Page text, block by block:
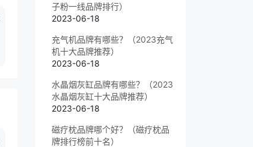
子粉一线品牌排行）
2023-06-18
充气机品牌有哪些？（2023充气
机十大品牌推荐）
2023-06-18
水晶烟灰缸品牌有哪些？（2023
水晶烟灰缸十大品牌推荐）
2023-06-18
磁疗枕品牌哪个好？（磁疗枕品
牌排行榜前十名）